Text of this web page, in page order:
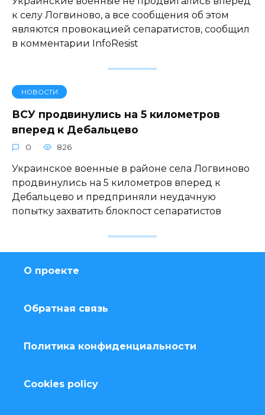
к селу Логвиново, а все сообщения об этом
являются провокацией сепаратистов, сообщил
в комментарии InfoResist
НОВОСТИ
ВСУ продвинулись на 5 километров
вперед к Дебальцево
0 826
Украинское военные в районе села Логвиново
продвинулись на 5 километров вперед к
Дебальцево и предприняли неудачную
попытку захватить блокпост сепаратистов
О проекте
Обратная связь
Политика конфиденциальности
Cookies policy